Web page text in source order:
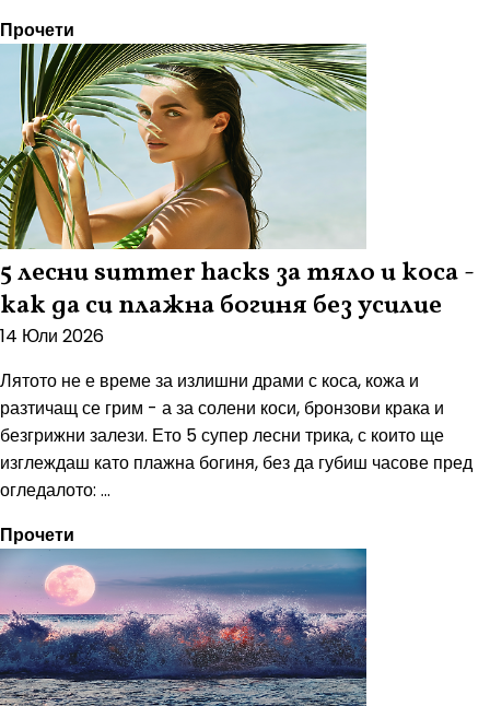
Прочети
5 лесни summer hacks за тяло и коса -
как да си плажна богиня без усилие
14 Юли 2026
Лятото не е време за излишни драми с коса, кожа и
разтичащ се грим - а за солени коси, бронзови крака и
безгрижни залези. Ето 5 супер лесни трика, с които ще
изглеждаш като плажна богиня, без да губиш часове пред
огледалото: ...
Прочети